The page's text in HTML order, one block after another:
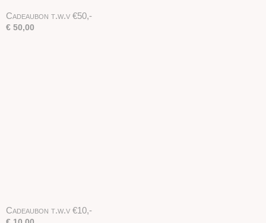
Cadeaubon t.w.v €50,-
€ 50,00
Cadeaubon t.w.v €10,-